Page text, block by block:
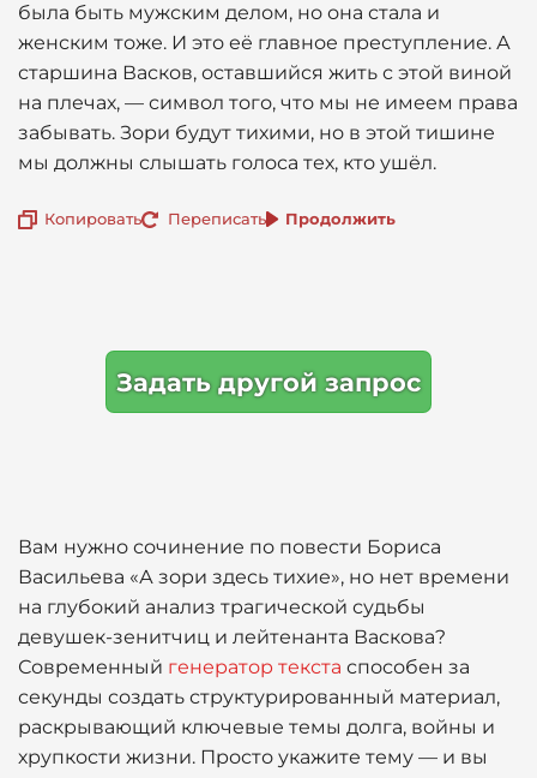
была быть мужским делом, но она стала и
женским тоже. И это её главное преступление. А
старшина Васков, оставшийся жить с этой виной
на плечах, — символ того, что мы не имеем права
забывать. Зори будут тихими, но в этой тишине
мы должны слышать голоса тех, кто ушёл.
Копировать Переписать Продолжить
Задать другой запрос
Вам нужно сочинение по повести Бориса
Васильева «А зори здесь тихие», но нет времени
на глубокий анализ трагической судьбы
девушек-зенитчиц и лейтенанта Васкова?
Современный генератор текста способен за
секунды создать структурированный материал,
раскрывающий ключевые темы долга, войны и
хрупкости жизни. Просто укажите тему — и вы